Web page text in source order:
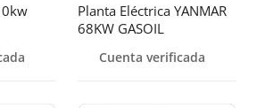
Planta Eléctrica YANMAR
68KW GASOIL
Cuenta verificada